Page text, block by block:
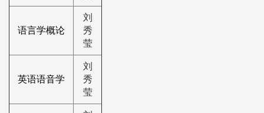
语言学概论
刘
秀
莹
英语语音学
刘
秀
莹